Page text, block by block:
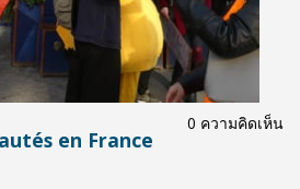
0 ความคิดเห็น
en France